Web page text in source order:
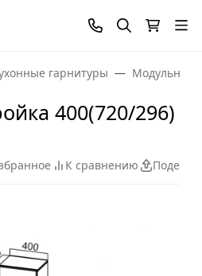
гарнитуры Модульные
400(720/296)
К сравнению